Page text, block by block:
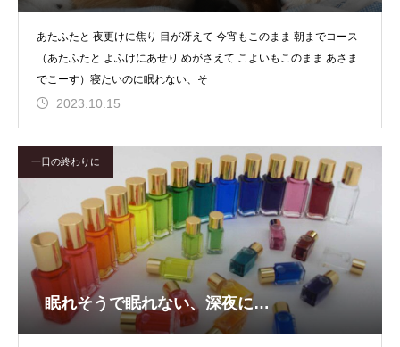
あたふたと 夜更けに焦り 目が冴えて 今宵もこのまま 朝までコース
（あたふたと よふけにあせり めがさえて こよいもこのまま あさま
でこーす）寝たいのに眠れない、そ
2023.10.15
一日の終わりに
眠れそうで眠れない、深夜に…